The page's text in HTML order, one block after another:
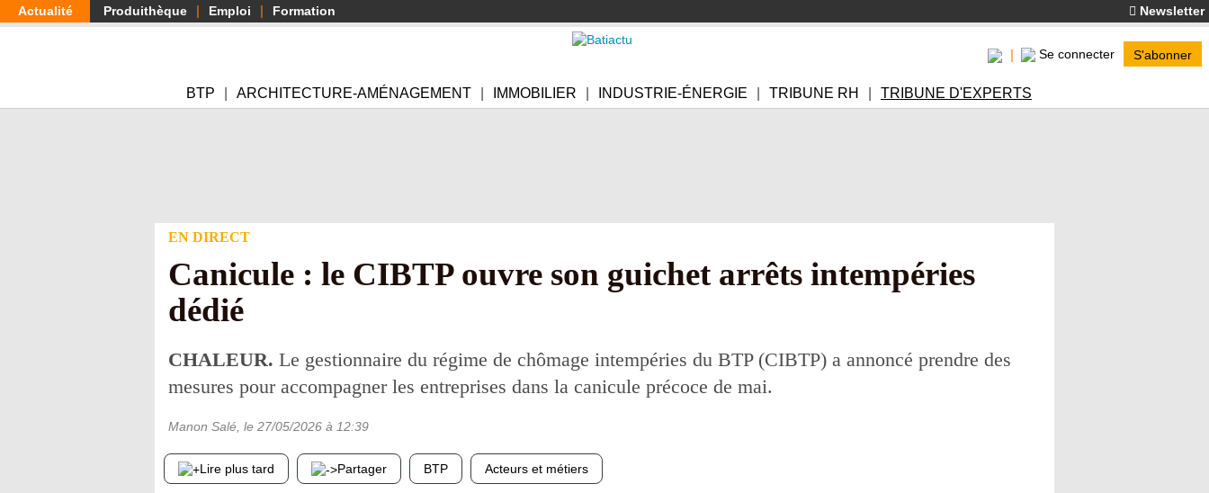
Aller
au
Actualité Produithèque Emploi Formation Newsletter
Se connecter S'abonner
BTP ARCHITECTURE-AMÉNAGEMENT IMMOBILIER INDUSTRIE-ÉNERGIE TRIBUNE RH TRIBUNE D'EXPERTS
EN DIRECT
Canicule : le CIBTP ouvre son guichet arrêts intempéries
dédié
CHALEUR. Le gestionnaire du régime de chômage intempéries du BTP (CIBTP) a annoncé prendre des
mesures pour accompagner les entreprises dans la canicule précoce de mai.
Manon Salé , le 27/05/2026 à 12:39
Lire plus tard Partager BTP Acteurs et métiers